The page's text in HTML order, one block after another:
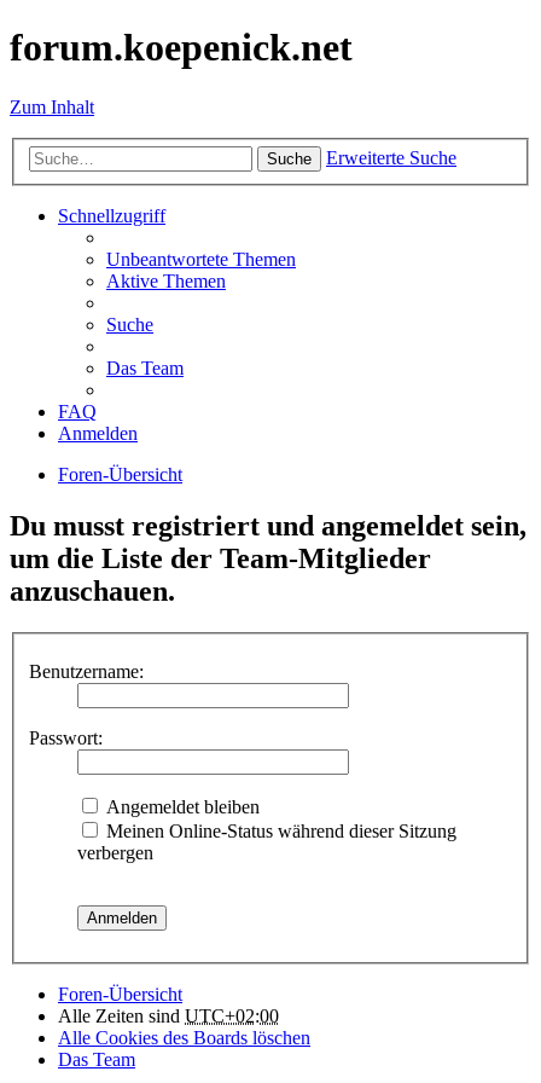
forum.koepenick.net
Zum Inhalt
Suche Erweiterte Suche
Schnellzugriff
Unbeantwortete Themen
Aktive Themen
Suche
Das Team
FAQ
Anmelden
Foren-Übersicht
Du musst registriert und angemeldet sein,
um die Liste der Team-Mitglieder
anzuschauen.
Benutzername:
Passwort:
Angemeldet bleiben
Meinen Online-Status während dieser Sitzung
verbergen
Foren-Übersicht
Alle Zeiten sind UTC+02:00
Alle Cookies des Boards löschen
Das Team